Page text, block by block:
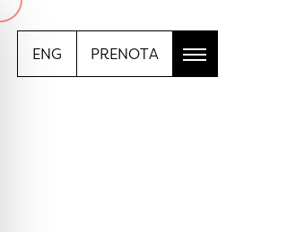
ENG PRENOTA